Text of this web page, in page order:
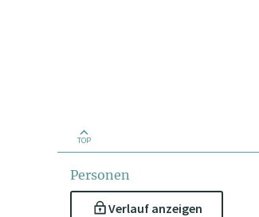
TOP
Personen
Verlauf anzeigen